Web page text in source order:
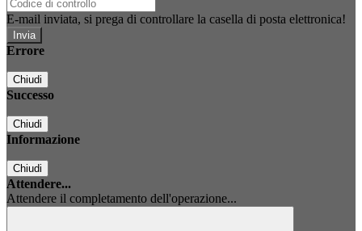
E-mail inviata, si prega di controllare la casella di posta elettronica!
Errore
Chiudi
Successo
Chiudi
Informazione
Chiudi
Attendere...
Attendere il completamento dell'operazione...